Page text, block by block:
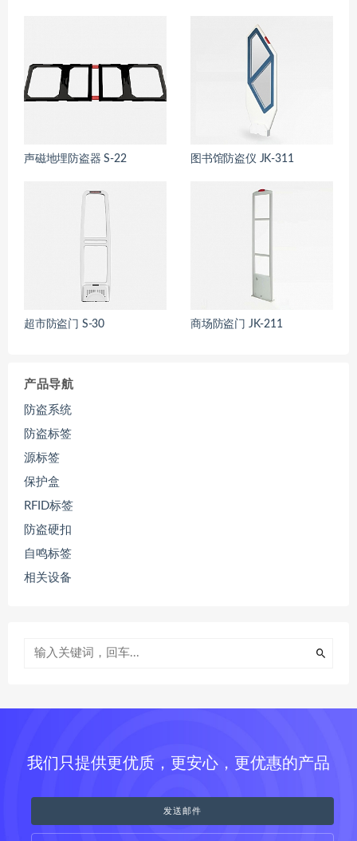
声磁地埋防盗器 S-22 图书馆防盗仪 JK-311
超市防盗门 S-30 商场防盗门 JK-211
产品导航
防盗系统
防盗标签
源标签
保护盒
RFID标签
防盗硬扣
自鸣标签
相关设备
我们只提供更优质，更安心，更优惠的产品
发送邮件